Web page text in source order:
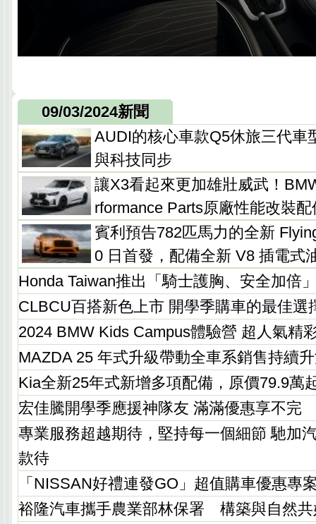
09/03/2024新聞
AUDI的核心車款Q5休旅三代車
與科技同步
讓X3看起來更加雄壯威武！
rformance Parts原廠性能改裝配
賓利預告782匹馬力的全新
0 日首發，配備全新 V8 插電式
Honda Taiwan推出「騎士護胸、安全加倍
CLBCU百搭新色上市 開學季購車的最佳選
2024 BMW Kids Campus體驗營 超人氣精
MAZDA 25 年式升級帶動全車系銷售持續
Kia全新25年式新增多項配備，原價79.9萬
宏佳騰開學季應援神隊友 滿滿優惠享不完
專業服務超越期待，堅持每一個細節 馳加
款待
「NISSAN好禮連發GO」超值購車優惠專
裕隆汽車攜手農業部林保署 構築與自然共